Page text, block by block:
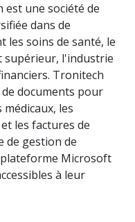
une société de
dans de
les soins de santé, le
supérieur, l'industrie
Tronitech
documents pour
les
les factures de
de gestion de
Microsoft
à leur